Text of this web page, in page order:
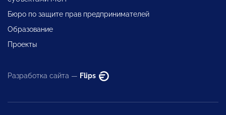
Бюро по защите прав предпринимателей
Образование
Проекты
Разработка сайта — Flips